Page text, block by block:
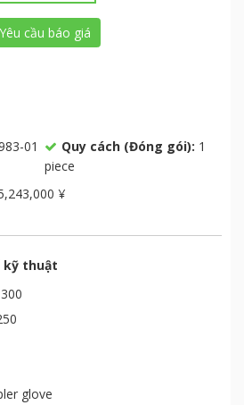
Yêu cầu báo giá
01 Quy cách (Đóng gói): 1
piece
¥
kỹ thuật
glove